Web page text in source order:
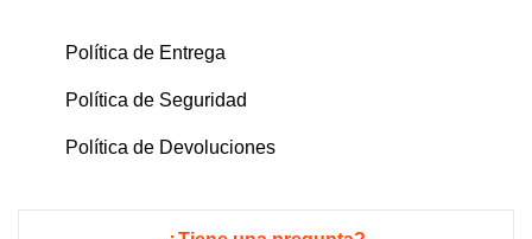
Política de Entrega
Política de Seguridad
Política de Devoluciones